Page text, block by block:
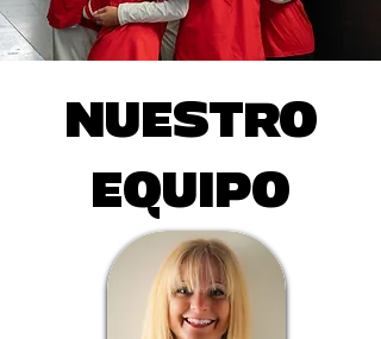
NUESTRO
EQUIPO